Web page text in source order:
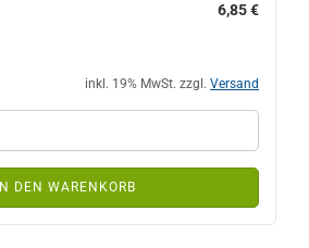
6,85 €
inkl. 19% MwSt. zzgl. Versand
IN DEN WARENKORB